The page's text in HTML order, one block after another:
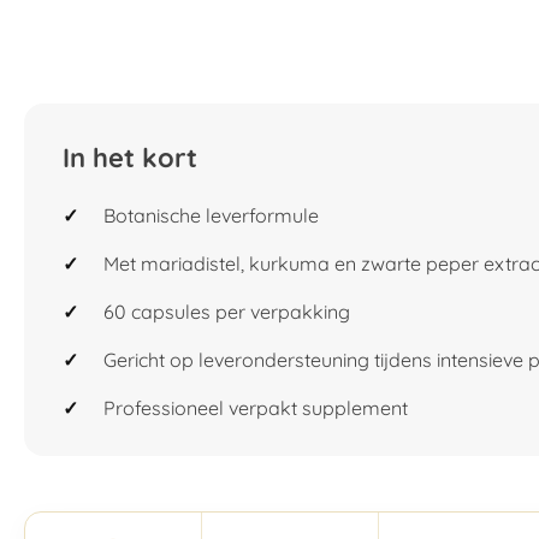
In het kort
Botanische leverformule
Met mariadistel, kurkuma en zwarte peper
60 capsules per verpakking
Gericht op leverondersteuning tijdens intensieve
Professioneel verpakt supplement